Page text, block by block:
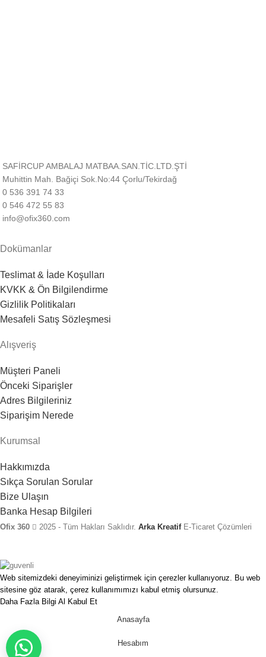
SAFİRCUP AMBALAJ MATBAA.SAN.TİC.LTD.ŞTİ
Muhittin Mah. Bağiçi Sok.No:44 Çorlu/Tekirdağ
0 536 391 74 33
0 546 472 55 83
info@ofix360.com
Dokümanlar
Teslimat & İade Koşulları
KVKK & Ön Bilgilendirme
Gizlilik Politikaları
Mesafeli Satış Sözleşmesi
Alışveriş
Müşteri Paneli
Önceki Siparişler
Adres Bilgileriniz
Siparişim Nerede
Kurumsal
Hakkımızda
Sıkça Sorulan Sorular
Bize Ulaşın
Banka Hesap Bilgileri
Ofix 360 2025 - Tüm Hakları Saklıdır. Arka KreatifE-Ticaret Çözümleri
Web sitemizdeki deneyiminizi geliştirmek için çerezler kullanıyoruz. Bu web
sitesine göz atarak, çerez kullanımımızı kabul etmiş olursunuz.
Daha Fazla Bilgi Al Kabul Et
Anasayfa
Hesabım